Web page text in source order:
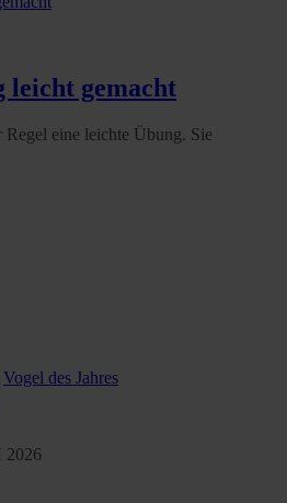
leicht gemacht
eine leichte Übung. Sie
Vogel des Jahres
2026